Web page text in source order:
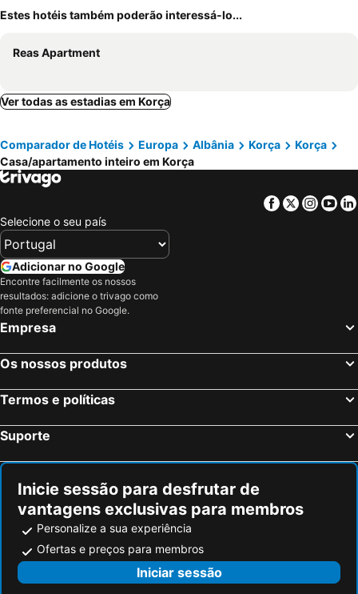
Estes hotéis também poderão interessá-lo...
Reas Apartment
Ver todas as estadias em Korça
Comparador de Hotéis Europa Albânia Korça
Korça
Casa/apartamento inteiro em Korça
Facebook
Twitter
Selecione o seu país
Adicionar no Google
Encontre facilmente os nossos
resultados: adicione o trivago como
fonte preferencial no Google.
Empresa
Os nossos produtos
Termos e políticas
Suporte
Inicie sessão para desfrutar de
vantagens exclusivas para membros
Personalize a sua experiência
Ofertas e preços para membros
Iniciar sessão